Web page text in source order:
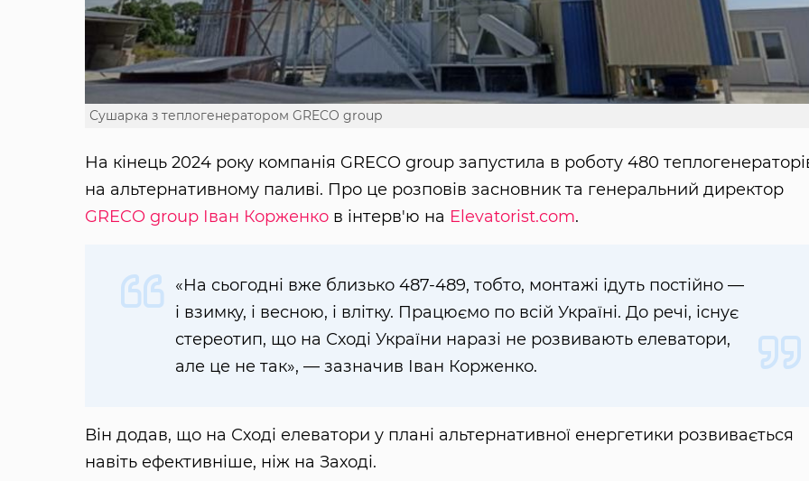
Сушарка з теплогенератором GRECO group
На кінець 2024 року компанія GRECO group запустила в роботу 480
на альтернативному паливі. Про це розповів засновник та генеральний директор
GRECO group Іван Корженков інтерв'ю на Elevatorist.com.
«На сьогодні вже близько 487-489, тобто, монтажі ідуть постійно —
і взимку, і весною, і влітку. Працюємо по всій Україні. До речі, існує
стереотип, що на Сході України наразі не розвивають елеватори,
але це не так», — зазначив Іван Корженко.
Він додав, що на Сході елеватори у плані альтернативної енергетики розвивається
навіть ефективніше, ніж на Заході.